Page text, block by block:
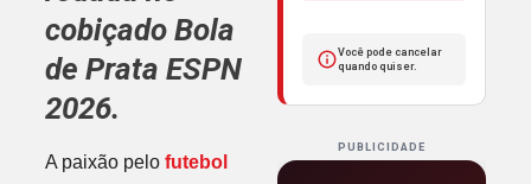
cobiçado Bola
de Prata ESPN
2026.
A paixão pelo futebol
Você pode cancelar
quando quiser.
PUBLICIDADE